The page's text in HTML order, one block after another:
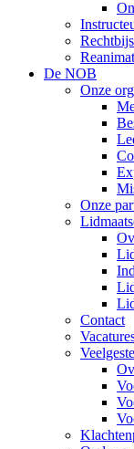
De NOB
Onze
Onze
Contact